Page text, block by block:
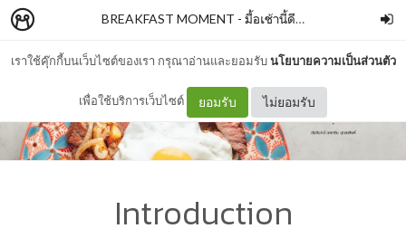
เราใช้คุ๊กกี้บนเว็บไซต์ของเรา กรุณาอ่านและยอมรับนโยบายความเป็นส่วนตัว
เพื่อใช้บริการเว็บไซต์ ยอมรับ ไม่ยอมรับ
BREAKFAST MOMENT - มื้อเช้านี้ดีจับใจ
Introduction